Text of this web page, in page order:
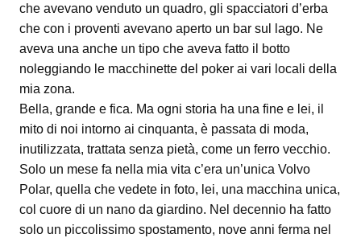
che avevano venduto un quadro, gli spacciatori d’erba
che con i proventi avevano aperto un bar sul lago. Ne
aveva una anche un tipo che aveva fatto il botto
noleggiando le macchinette del poker ai vari locali della
mia zona.
Bella, grande e fica. Ma ogni storia ha una fine e lei, il
mito di noi intorno ai cinquanta, è passata di moda,
inutilizzata, trattata senza pietà, come un ferro vecchio.
Solo un mese fa nella mia vita c’era un’unica Volvo
Polar, quella che vedete in foto, lei, una macchina unica,
col cuore di un nano da giardino. Nel decennio ha fatto
solo un piccolissimo spostamento, nove anni ferma nel